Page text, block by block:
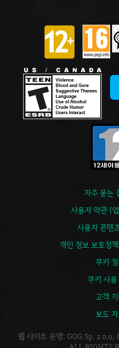
자주 묻는
사용자 약관 (
사용자 콘텐
개인 정보 보호정
쿠키
쿠키 사용
고객
보도
웹 사이트 운영: GOG Sp. z